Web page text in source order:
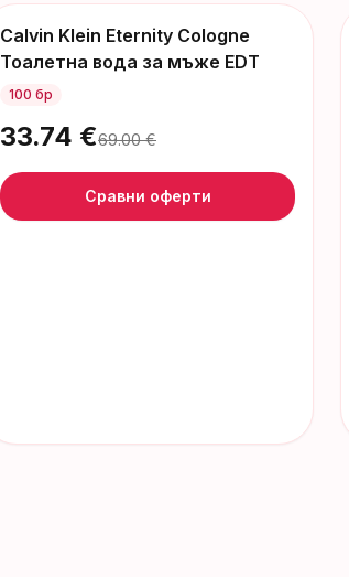
-35€
Calvin Klein Eternity Cologne
Тоалетна вода за мъже EDT
100 бр
33.74 €69.00€
Сравни оферти